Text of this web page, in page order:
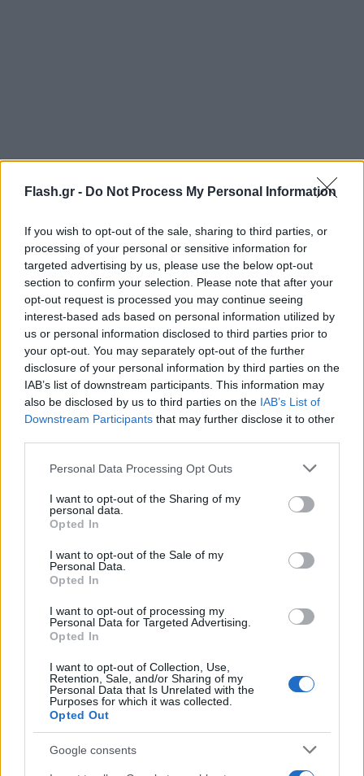
Flash.gr - Do Not Process My Personal Information
If you wish to opt-out of the sale, sharing to third parties, or
processing of your personal or sensitive information for
targeted advertising by us, please use the below opt-out
section to confirm your selection. Please note that after your
opt-out request is processed you may continue seeing
interest-based ads based on personal information utilized by
us or personal information disclosed to third parties prior to
your opt-out. You may separately opt-out of the further
disclosure of your personal information by third parties on the
IAB’s list of downstream participants. This information may
also be disclosed by us to third parties on the IAB’s List of
Downstream Participants that may further disclose it to other
Please note that this website/app uses one or more Google
not limited to your visit or usage behaviour. You may click to
grant or deny consent to Google and its third-party tags to
use your data for below specified purposes in below Google
consent section.
Personal Data Processing Opt Outs
I want to opt-out of the Sharing of my
personal data.
Opted In
I want to opt-out of the Sale of my
Personal Data.
Opted In
I want to opt-out of processing my
Personal Data for Targeted Advertising.
Opted In
I want to opt-out of Collection, Use,
Retention, Sale, and/or Sharing of my
Personal Data that Is Unrelated with the
Purposes for which it was collected.
Opted Out
Google consents
βιωματικές μέθοδοι και προσομοιωτές του
Ινστιτούτου, ώστε οι μαθητές να αντιληφθούν με
ασφαλή τρόπο τους κινδύνους. Η δράση
υλοποιήθηκε με την υποστήριξη της Ολυμπίας
Εκπαιδευτικό Πρόγραμμα Οδικής Ασφάλειας –
Κυκλοφοριακής Αγωγής "Κάν'το Σωστά"
σχολικές μονάδες του Νομού Αττικής (Τετάρτη
19/3/2025)
Σε Λύκεια του Νομού Αττικής πραγματοποιήθηκαν
αντίστοιχα προγράμματα, με χρήση των